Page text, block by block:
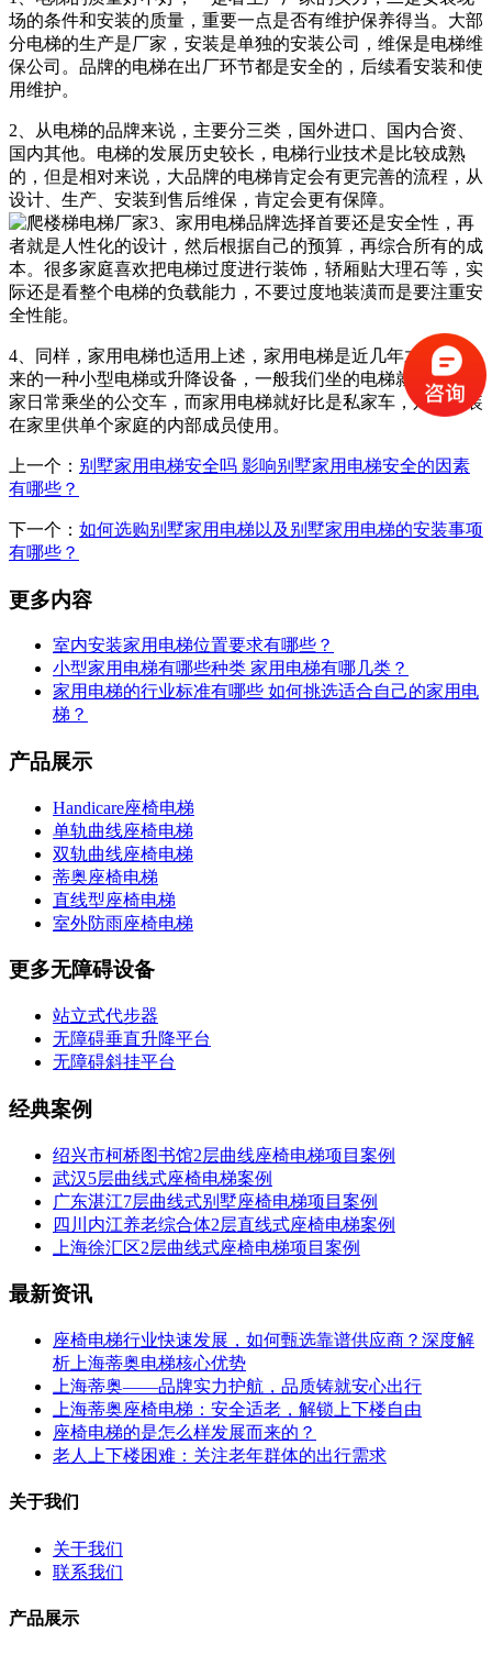
场的条件和安装的质量，重要一点是否有维护保养得当。大部
分电梯的生产是厂家，安装是单独的安装公司，维保是电梯维
保公司。品牌的电梯在出厂环节都是安全的，后续看安装和使
用维护。
2、从电梯的品牌来说，主要分三类，国外进口、国内合资、
国内其他。电梯的发展历史较长，电梯行业技术是比较成熟
的，但是相对来说，大品牌的电梯肯定会有更完善的流程，从
设计、生产、安装到售后维保，肯定会更有保障。
3、家用电梯品牌选择首要还是安全性，再
者就是人性化的设计，然后根据自己的预算，再综合所有的成
本。很多家庭喜欢把电梯过度进行装饰，轿厢贴大理石等，实
际还是看整个电梯的负载能力，不要过度地装潢而是要注重安
全性能。
4、同样，家用电梯也适用上述，家用电梯是近几年才流行起
来的一种小型电梯或升降设备，一般我们坐的电梯就好比是大
家日常乘坐的公交车，而家用电梯就好比是私家车，只是安装
在家里供单个家庭的内部成员使用。
上一个： 别墅家用电梯安全吗 影响别墅家用电梯安全的因素
有哪些？
下一个： 如何选购别墅家用电梯以及别墅家用电梯的安装事项
有哪些？
更多内容
室内安装家用电梯位置要求有哪些？
小型家用电梯有哪些种类 家用电梯有哪几类？
家用电梯的行业标准有哪些 如何挑选适合自己的家用电
梯？
产品展示
Handicare座椅电梯
单轨曲线座椅电梯
双轨曲线座椅电梯
蒂奥座椅电梯
直线型座椅电梯
室外防雨座椅电梯
更多无障碍设备
站立式代步器
无障碍垂直升降平台
无障碍斜挂平台
经典案例
绍兴市柯桥图书馆2层曲线座椅电梯项目案例
武汉5层曲线式座椅电梯案例
广东湛江7层曲线式别墅座椅电梯项目案例
四川内江养老综合体2层直线式座椅电梯案例
上海徐汇区2层曲线式座椅电梯项目案例
最新资讯
座椅电梯行业快速发展，如何甄选靠谱供应商？深度解
析上海蒂奥电梯核心优势
上海蒂奥——品牌实力护航，品质铸就安心出行
上海蒂奥座椅电梯：安全适老，解锁上下楼自由
座椅电梯的是怎么样发展而来的？
老人上下楼困难：关注老年群体的出行需求
关于我们
关于我们
联系我们
产品展示